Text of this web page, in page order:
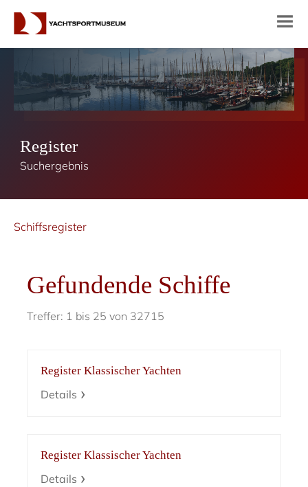
Register
Suchergebnis
Schiffsregister
Gefundende Schiffe
Treffer: 1 bis 25 von 32715
Register Klassischer Yachten
Details
Register Klassischer Yachten
Details